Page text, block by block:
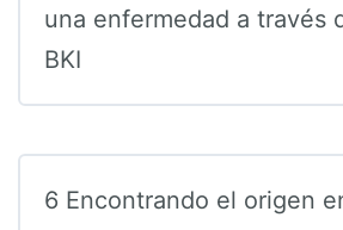
una enfermedad a través
BKI
6 Encontrando el origen